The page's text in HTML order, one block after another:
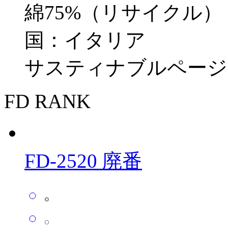
綿75%（リサイクル
国：イタリア
サスティナブルペー
FD RANK
FD-2520 廃番